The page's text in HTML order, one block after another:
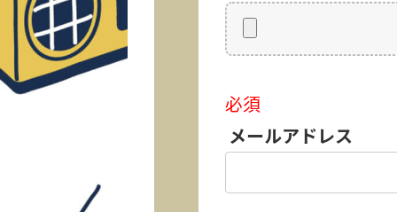
必須
メールアドレス